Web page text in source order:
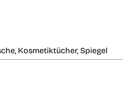
Kosmetiktücher, Spiegel